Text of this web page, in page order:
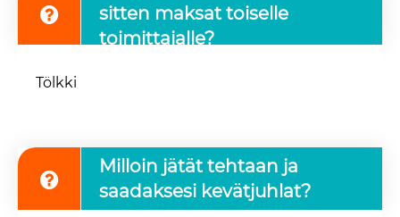
sitten maksat toiselle
toimittajalle?
Tölkki
Milloin jätät tehtaan ja
saadaksesi kevätjuhlat?